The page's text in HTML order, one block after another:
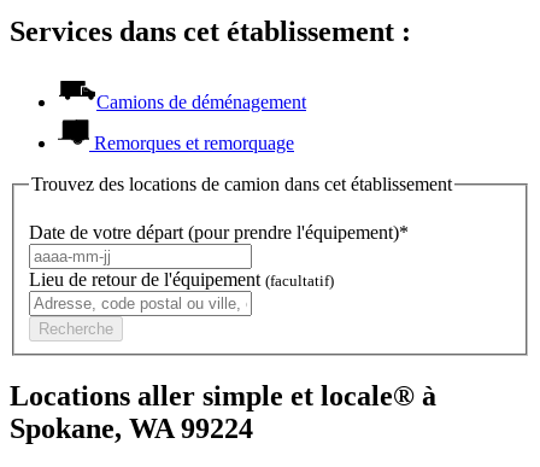
Services dans cet établissement :
Camions de déménagement
Remorques et remorquage
Trouvez des locations de camion dans cet établissement
Date de votre départ (pour prendre l'équipement)*
Lieu de retour de l'équipement (facultatif)
Recherche
Locations aller simple et locale® à
Spokane, WA 99224